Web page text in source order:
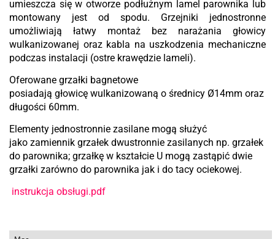
umieszcza się w otworze podłużnym lamel parownika lub
montowany jest od spodu. Grzejniki jednostronne
umożliwiają łatwy montaż bez narażania głowicy
wulkanizowanej oraz kabla na uszkodzenia mechaniczne
podczas instalacji (ostre krawędzie lameli).
Oferowane grzałki bagnetowe
posiadają głowicę wulkanizowaną o średnicy Ø14mm oraz
długości 60mm.
Elementy jednostronnie zasilane mogą służyć
jako zamiennik grzałek dwustronnie zasilanych np. grzałek
do parownika; grzałkę w kształcie U mogą zastąpić dwie
grzałki zarówno do parownika jak i do tacy ociekowej.
instrukcja obsługi.pdf